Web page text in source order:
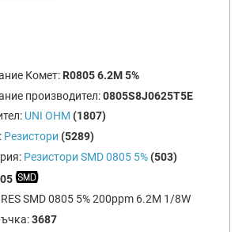
Комет: R0805 6.2M 5%
производител:0805S8J0625T5E
UNI OHM (1807)
Резистори (5289)
Резистори SMD 0805 5% (503)
RES SMD 0805 5% 200ppm 6.2M 1/8W
3687